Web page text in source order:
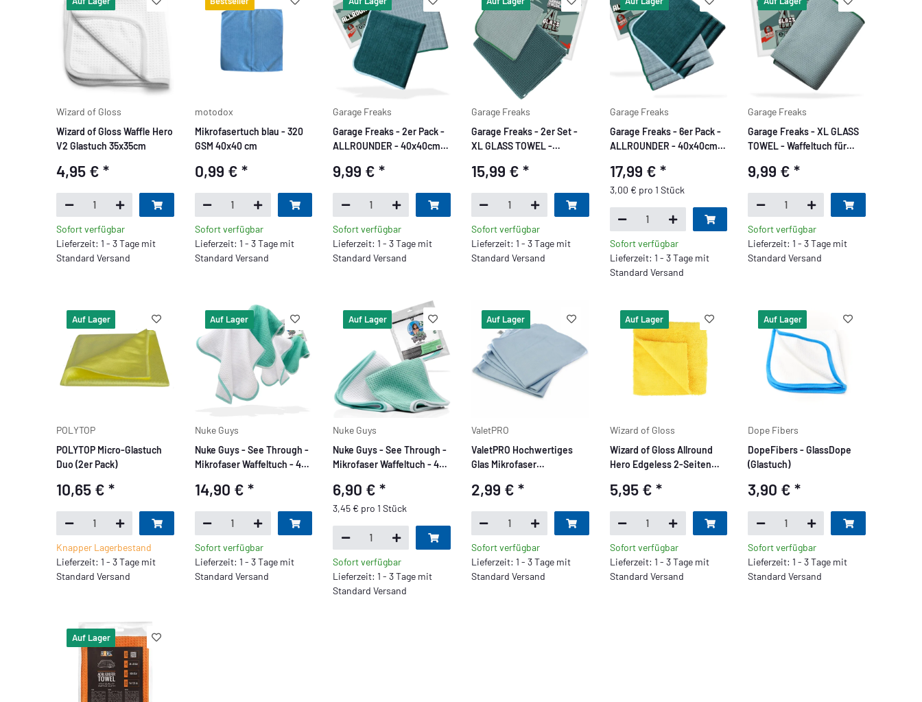
Wizard of Gloss
Wizard of Gloss Waffle Hero
V2 Glastuch 35x35cm
4,95 €*
Sofort verfügbar
Lieferzeit: 1 - 3 Tage mit
Standard Versand
motodox
Mikrofasertuch blau - 320
GSM 40x40 cm
0,99 € *
Sofort verfügbar
Lieferzeit: 1 - 3 Tage mit
Standard Versand
Garage Freaks
Garage Freaks - 2er Pack -
ALLROUNDER - 40x40cm,
9,99 €*
Sofort verfügbar
Lieferzeit: 1 - 3 Tage mit
Standard Versand
Garage Freaks
Garage Freaks - 2er Set -
XL GLASS TOWEL -
50x80cm & 40x40cm,
15,99 € *
Sofort verfügbar
Lieferzeit: 1 - 3 Tage mit
Standard Versand
Garage Freaks
Garage Freaks - 6er Pack -
ALLROUNDER - 40x40cm,
17,99 € *
3,00 € pro 1 Stück
Sofort verfügbar
Lieferzeit: 1 - 3 Tage mit
Standard Versand
Garage Freaks
Garage Freaks - XL GLASS
TOWEL - Waffeltuch für
9,99 €*
Sofort verfügbar
Lieferzeit: 1 - 3 Tage mit
Standard Versand
Auf Lager
POLYTOP
POLYTOP Micro-Glastuch
Duo (2er Pack)
10,65 €*
Knapper Lagerbestand
Lieferzeit: 1 - 3 Tage mit
Standard Versand
Auf Lager
Nuke Guys
Nuke Guys - See Through -
Mikrofaser Waffeltuch - 450
weiß gemischt - 4er Pack
14,90 € *
Sofort verfügbar
Lieferzeit: 1 - 3 Tage mit
Standard Versand
Auf Lager
Nuke Guys
Nuke Guys - See Through -
Mikrofaser Waffeltuch - 450
- 2er Pack
6,90 €*
3,45 € pro 1 Stück
Sofort verfügbar
Lieferzeit: 1 - 3 Tage mit
Standard Versand
Auf Lager
ValetPRO
ValetPRO Hochwertiges
Glas Mikrofaser
2,99 € *
Sofort verfügbar
Lieferzeit: 1 - 3 Tage mit
Standard Versand
Auf Lager
Wizard of Gloss
Wizard of Gloss Allround
Hero Edgeless 2-Seiten
5,95 € *
Sofort verfügbar
Lieferzeit: 1 - 3 Tage mit
Standard Versand
Auf Lager
Dope Fibers
DopeFibers - GlassDope
(Glastuch)
3,90 €*
Sofort verfügbar
Lieferzeit: 1 - 3 Tage mit
Standard Versand
Auf Lager